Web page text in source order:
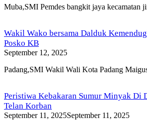
Muba,SMI Pemdes bangkit jaya kecamatan
Wakil Wako bersama Dalduk
Posko KB
September 12, 2025
Padang,SMI Wakil Wali Kota Padang
Peristiwa Kebakaran Sumur Minyak Di
Telan Korban
September 11, 2025September 11, 2025